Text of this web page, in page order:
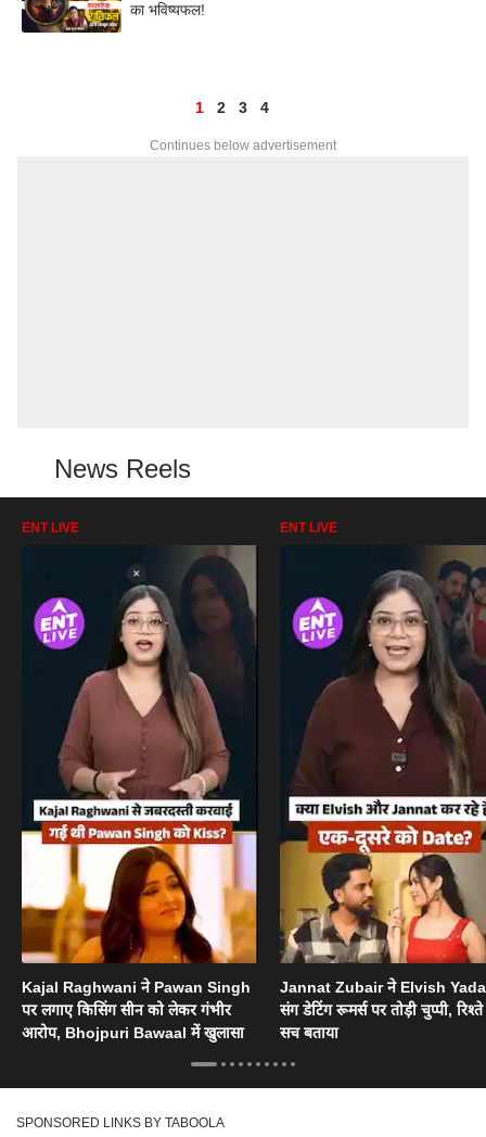
का भविष्यफल!
1 2 3 4
Continues below advertisement
News Reels
ENT LIVE
Kajal Raghwani ने Pawan Singh
पर लगाए किसिंग सीन को लेकर गंभीर
आरोप, Bhojpuri Bawaal में खुलासा
ENT LIVE
Jannat Zubair ने Elvish
संग डेटिंग रूमर्स पर तोड़ी चुप्पी,
सच बताया
SPONSORED LINKS BY TABOOLA